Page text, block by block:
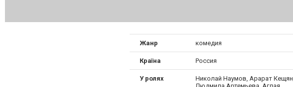
Жанр комедия
Країна Россия
У ролях
Николай Наумов, Арарат Кещян,